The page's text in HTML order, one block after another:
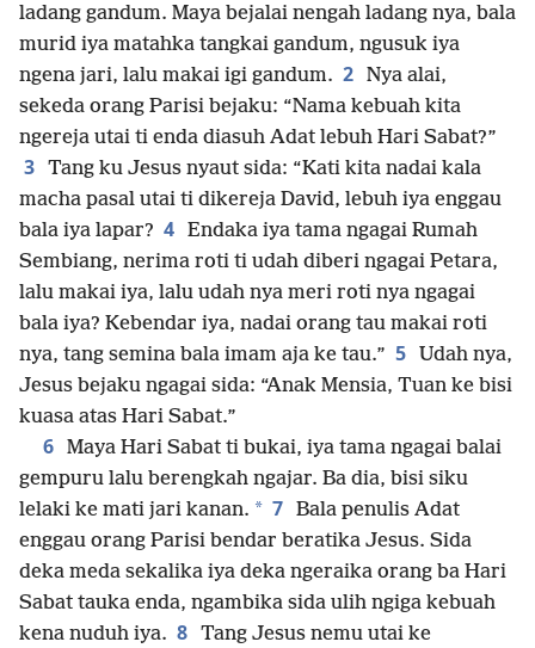
ladang gandum. Maya bejalai nengah ladang nya, bala
murid iya matahka tangkai gandum, ngusuk iya
ngena jari, lalu makai igi gandum. 2 Nya alai,
sekeda orang Parisi bejaku: “Nama kebuah kita
ngereja utai ti enda diasuh Adat lebuh Hari Sabat?”
3 Tang ku Jesus nyaut sida: “Kati kita nadai kala
macha pasal utai ti dikereja David, lebuh iya enggau
bala iya lapar? 4 Endaka iya tama ngagai Rumah
Sembiang, nerima roti ti udah diberi ngagai Petara,
lalu makai iya, lalu udah nya meri roti nya ngagai
bala iya? Kebendar iya, nadai orang tau makai roti
nya, tang semina bala imam aja ke tau.” 5
Udah nya,
Jesus bejaku ngagai sida: “Anak Mensia, Tuan ke bisi
kuasa atas Hari Sabat.”
6 Maya Hari Sabat ti bukai, iya tama ngagai balai
gempuru lalu berengkah ngajar. Ba dia, bisi siku
lelaki ke mati jari kanan. * 7 Bala penulis Adat
enggau orang Parisi bendar beratika Jesus. Sida
deka meda sekalika iya deka ngeraika orang ba Hari
Sabat tauka enda, ngambika sida ulih ngiga kebuah
kena nuduh iya. 8 Tang Jesus nemu utai ke